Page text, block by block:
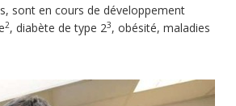
sont en cours de développement
2, diabète de type 23, obésité, maladies